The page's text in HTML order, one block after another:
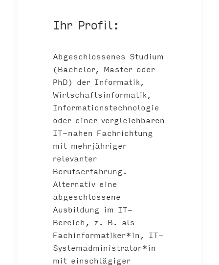
Ihr Profil:
Abgeschlossenes Studium
(Bachelor, Master oder
PhD) der Informatik,
Wirtschaftsinformatik,
Informationstechnologie
oder einer vergleichbaren
IT-nahen Fachrichtung
mit mehrjähriger
relevanter
Berufserfahrung.
Alternativ eine
abgeschlossene
Ausbildung im IT-
Bereich, z. B. als
Fachinformatiker*in, IT-
Systemadministrator*in
mit einschlägiger